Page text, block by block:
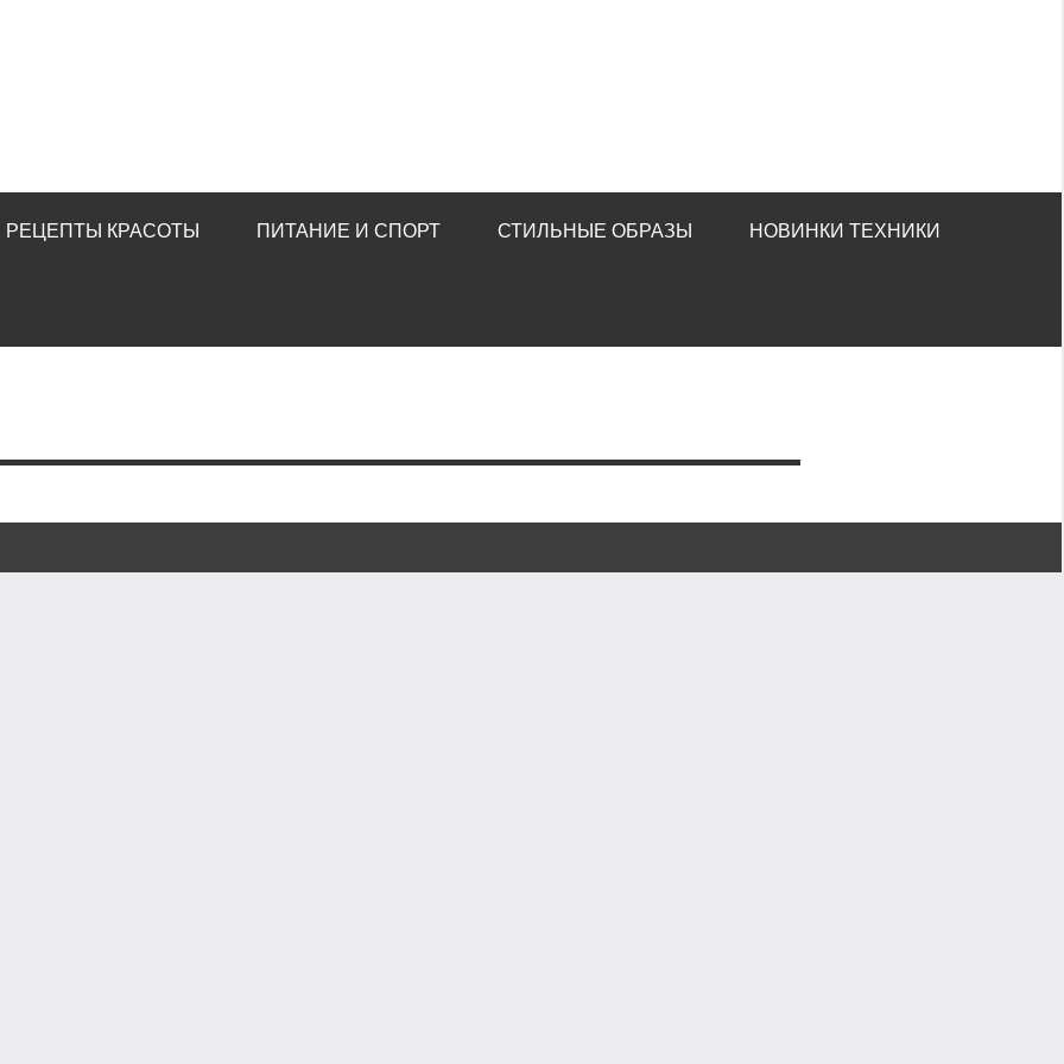
РЕЦЕПТЫ КРАСОТЫ ПИТАНИЕ И СПОРТ СТИЛЬНЫЕ ОБРАЗЫ НОВИНКИ ТЕХНИКИ